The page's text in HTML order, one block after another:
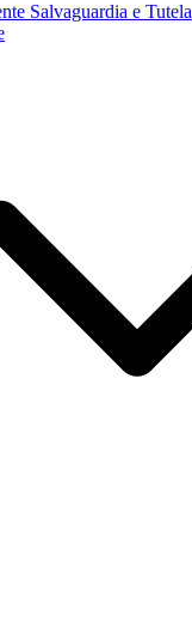
Salvaguardia e Tutela